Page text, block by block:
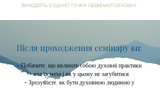
виходять з однієї точки і взаємопов'язані
Після проходження семінару ви:
- Побачите, що являють собою духовні практики
- яка їх мета і як у цьому не загубитися
- Зрозумієте, як бути духовною людиною у